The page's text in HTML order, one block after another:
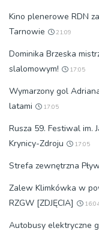
Kino plenerowe RDN
Tarnowie
21:09
Dominika Brzeska
slalomowym!
17:05
Wymarzony gol
latami
17:05
Rusza 59. Festiwal im.
Krynicy-Zdroju
17:05
Strefa zewnętrzna
Zalew Klimkówka w
RZGW [ZDJĘCIA]
Autobusy elektryczne